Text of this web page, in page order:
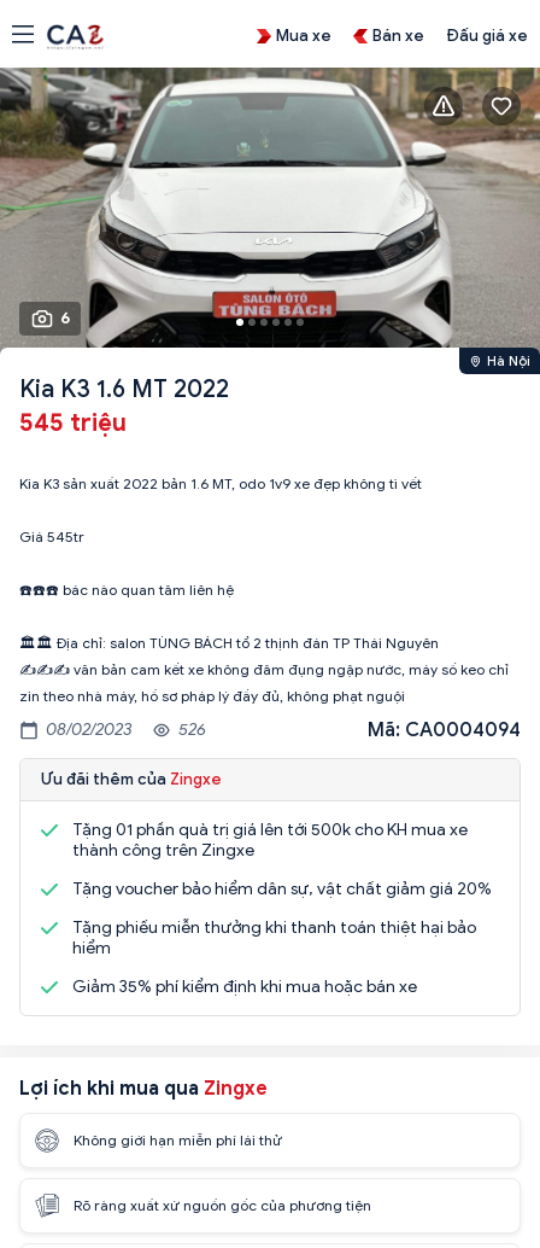
Mua xe Bán xe Đấu giá xe
6
Hà Nội
Kia K3 1.6 MT 2022
545 triệu
Kia K3 sản xuất 2022 bản 1.6 MT, odo 1v9 xe đẹp không tì vết
Giá 545tr
☎️☎️☎️ bác nào quan tâm liên hệ
🏛🏛 Địa chỉ: salon TÙNG BÁCH tổ 2 thịnh đán TP Thái Nguyên
✍️✍️✍️ văn bản cam kết xe không đâm đụng ngập nước, máy số keo chỉ
zin theo nhà máy, hồ sơ pháp lý đầy đủ, không phạt nguội
08/02/2023 526 Mã: CA0004094
Ưu đãi thêm của Zingxe
Tặng 01 phần quà trị giá lên tới 500k cho KH mua xe
thành công trên Zingxe
Tặng voucher bảo hiểm dân sự, vật chất giảm giá 20%
Tặng phiếu miễn thưởng khi thanh toán thiệt hại bảo
hiểm
Giảm 35% phí kiểm định khi mua hoặc bán xe
Lợi ích khi mua qua Zingxe
Không giới hạn miễn phí lái thử
Rõ ràng xuất xứ nguồn gốc của phương tiện